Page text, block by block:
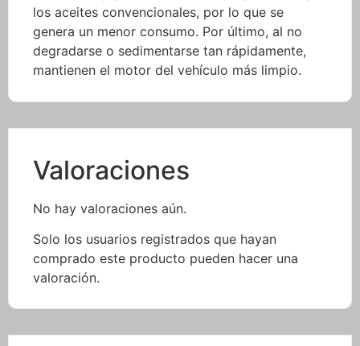
los aceites convencionales, por lo que se
genera un menor consumo. Por último, al no
degradarse o sedimentarse tan rápidamente,
mantienen el motor del vehículo más limpio.
Valoraciones
No hay valoraciones aún.
Solo los usuarios registrados que hayan
comprado este producto pueden hacer una
valoración.